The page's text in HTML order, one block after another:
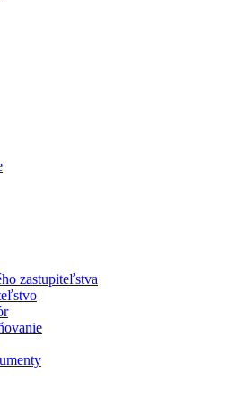
zastupiteľstva